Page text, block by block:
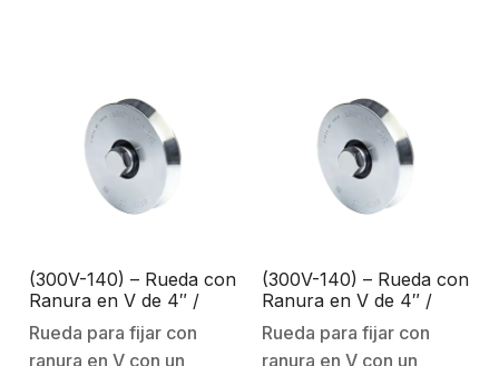
ranura de
ruedaRequiere
mantenimiento cada 6
ranura de
ruedaRequiere
mantenimiento cada 6
(300V-140) – Rueda con
Ranura en V de 4″ /
Para puertas corredizas
/ Hasta 600 lb (270 Kg)
Rueda para fijar con
ranura en V con un
(300V-140) – Rueda con
Ranura en V de 4″ /
Para puertas corredizas
/ Hasta 600 lb (270 Kg)
Rueda para fijar con
ranura en V con un